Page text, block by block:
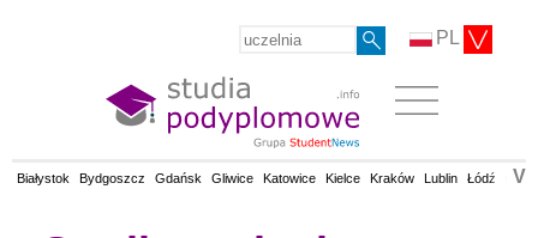
PL
Białystok Bydgoszcz Gdańsk Gliwice Katowice Kielce Kraków Lublin Łódź V